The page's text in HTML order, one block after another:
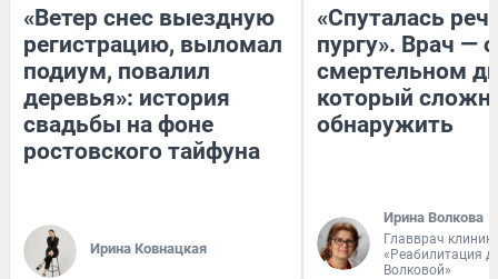
«Ветер снес выездную
регистрацию, выломал
подиум, повалил
деревья»: история
свадьбы на фоне
ростовского тайфуна
Ирина Ковнацкая
«Спуталась
пургу». Врач — о
смертельном
который
обнаружить
Ирина Волкова
Главврач
«Реабилитация
Волковой»